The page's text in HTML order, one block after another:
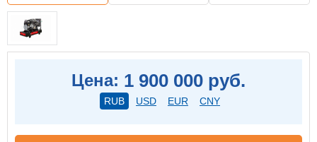
Цена: 1 900 000 руб.
RUB USD EUR CNY